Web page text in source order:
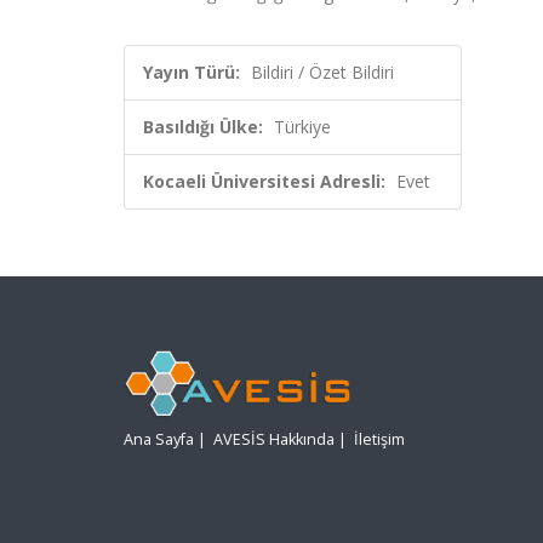
Yayın Türü: Bildiri / Özet Bildiri
Basıldığı Ülke: Türkiye
Kocaeli Üniversitesi Adresli: Evet
Ana Sayfa | AVESİS Hakkında | İletişim